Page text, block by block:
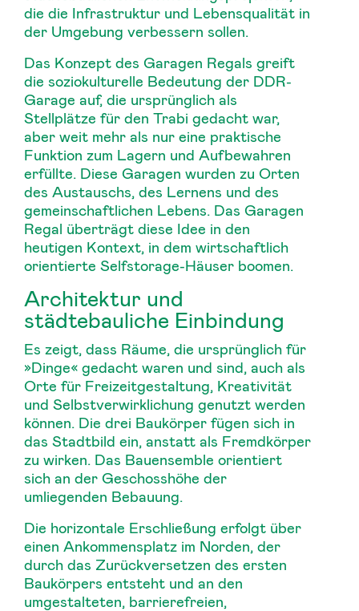
die die Infrastruktur und Lebensqualität in
der Umgebung verbessern sollen.
Das Konzept des Garagen Regals greift
die soziokulturelle Bedeutung der DDR-
Garage auf, die ursprünglich als
Stellplätze für den Trabi gedacht war,
aber weit mehr als nur eine praktische
Funktion zum Lagern und Aufbewahren
erfüllte. Diese Garagen wurden zu Orten
des Austauschs, des Lernens und des
gemeinschaftlichen Lebens. Das Garagen
Regal überträgt diese Idee in den
heutigen Kontext, in dem wirtschaftlich
orientierte Selfstorage-Häuser boomen.
Architektur und
städtebauliche Einbindung
Es zeigt, dass Räume, die ursprünglich für
»Dinge« gedacht waren und sind, auch als
Orte für Freizeitgestaltung, Kreativität
und Selbstverwirklichung genutzt werden
können. Die drei Baukörper fügen sich in
das Stadtbild ein, anstatt als Fremdkörper
zu wirken. Das Bauensemble orientiert
sich an der Geschosshöhe der
umliegenden Bebauung.
Die horizontale Erschließung erfolgt über
einen Ankommensplatz im Norden, der
durch das Zurückversetzen des ersten
Baukörpers entsteht und an den
umgestalteten, barrierefreien,